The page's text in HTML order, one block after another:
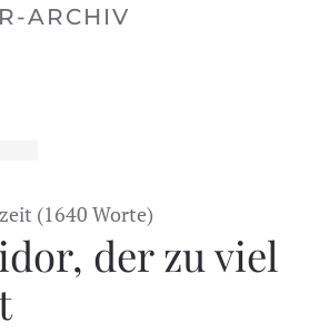
ARCHIV
(1640 Worte)
der zu viel